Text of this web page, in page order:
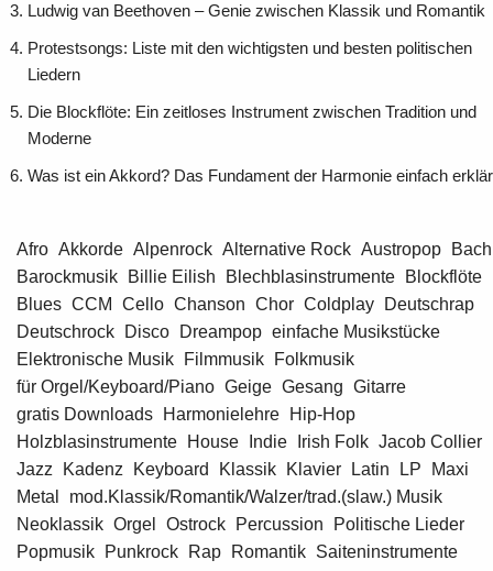
Ludwig van Beethoven – Genie zwischen Klassik und Romantik
Protestsongs: Liste mit den wichtigsten und besten politischen
Liedern
Die Blockflöte: Ein zeitloses Instrument zwischen Tradition und
Moderne
Was ist ein Akkord? Das Fundament der Harmonie einfach
Afro Akkorde Alpenrock Alternative Rock Austropop Bach
Barockmusik Billie Eilish Blechblasinstrumente Blockflöte
Blues CCM Cello Chanson Chor Coldplay Deutschrap
Deutschrock Disco Dreampop einfache Musikstücke
Elektronische Musik Filmmusik Folkmusik
für Orgel/Keyboard/Piano Geige Gesang Gitarre
gratis Downloads Harmonielehre Hip-Hop
Holzblasinstrumente House Indie Irish Folk Jacob Collier
Jazz
Kadenz Keyboard Klassik Klavier Latin LP
Maxi
Metal
mod.Klassik/Romantik/Walzer/trad.(slaw.) Musik
Neoklassik Orgel Ostrock Percussion
Politische Lieder
Popmusik Punkrock Rap Romantik Saiteninstrumente